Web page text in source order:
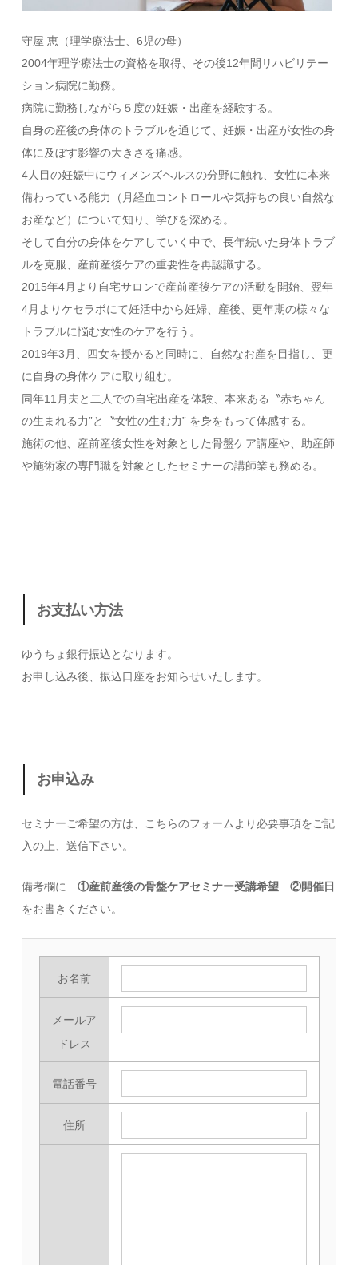
守屋 恵（理学療法士、6児の母）
2004年理学療法士の資格を取得、その後12年間リハビリテー
ション病院に勤務。
病院に勤務しながら５度の妊娠・出産を経験する。
自身の産後の身体のトラブルを通じて、妊娠・出産が女性の身
体に及ぼす影響の大きさを痛感。
4人目の妊娠中にウィメンズヘルスの分野に触れ、女性に本来
備わっている能力（月経血コントロールや気持ちの良い自然な
お産など）について知り、学びを深める。
そして自分の身体をケアしていく中で、長年続いた身体トラブ
ルを克服、産前産後ケアの重要性を再認識する。
2015年4月より自宅サロンで産前産後ケアの活動を開始、翌年
4月よりケセラボにて妊活中から妊婦、産後、更年期の様々な
トラブルに悩む女性のケアを行う。
2019年3月、四女を授かると同時に、自然なお産を目指し、更
に自身の身体ケアに取り組む。
同年11月夫と二人での自宅出産を体験、本来ある〝赤ちゃん
の生まれる力”と〝女性の生む力” を身をもって体感する。
施術の他、産前産後女性を対象とした骨盤ケア講座や、助産師
や施術家の専門職を対象としたセミナーの講師業も務める。
お支払い方法
ゆうちょ銀行振込となります。
お申し込み後、振込口座をお知らせいたします。
お申込み
セミナーご希望の方は、こちらのフォームより必要事項をご記
入の上、送信下さい。
備考欄に
①産前産後の骨盤ケアセミナー受講希望 ②開催日
をお書きください。
お名前
メールア
ドレス
電話番号
住所